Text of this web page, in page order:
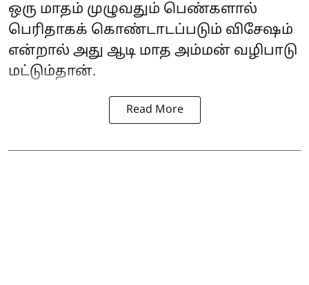
ஒரு மாதம் முழுவதும் பெண்களால்
பெரிதாகக் கொண்டாடப்படும் விசேஷம்
என்றால் அது ஆடி மாத அம்மன் வழிபாடு
மட்டும்தான்.
Read More